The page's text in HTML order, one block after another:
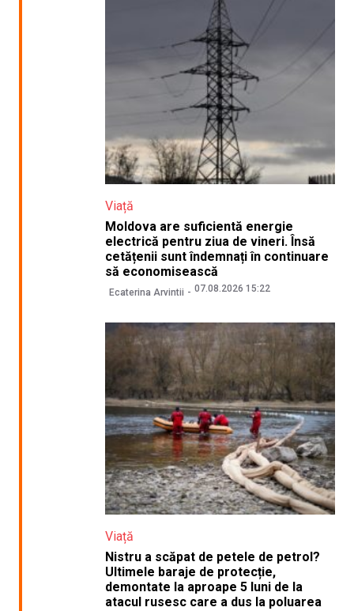
Viață
Moldova are suficientă energie
electrică pentru ziua de vineri. Însă
cetățenii sunt îndemnați în continuare
să economisească
Ecaterina Arvintii 07.08.2026 15:22
Viață
Nistru a scăpat de petele de petrol?
Ultimele baraje de protecție,
demontate la aproape 5 luni de la
atacul rusesc care a dus la poluarea